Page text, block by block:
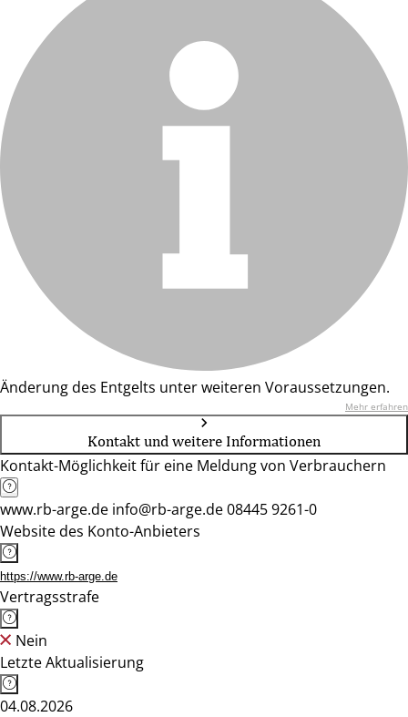
Änderung des Entgelts unter weiteren Voraussetzungen.
Mehr erfahren
Kontakt und weitere Informationen
Kontakt-Möglichkeit für eine Meldung von Verbrauchern
www.rb-arge.de info@rb-arge.de 08445 9261-0
Website des Konto-Anbieters
https://www.rb-arge.de
Vertragsstrafe
Nein
Letzte Aktualisierung
04.08.2026